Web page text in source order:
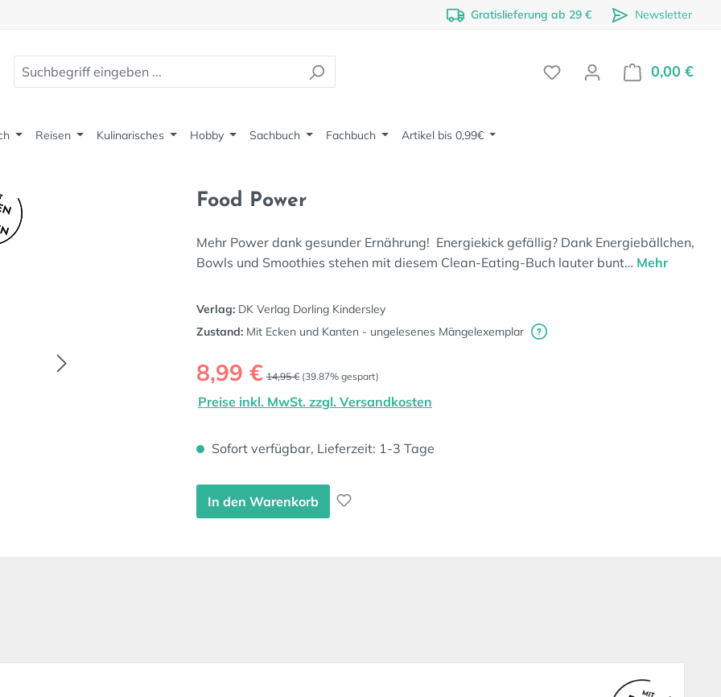
Gratislieferung ab 29 € Newsletter
0,00 €
Reisen Kulinarisches Hobby Sachbuch Fachbuch Artikel bis 0,99€
Food Power
Mehr Power dank gesunder Ernährung! Energiekick gefällig? Dank Energiebällchen,
Bowls und Smoothies stehen mit diesem Clean-Eating-Buch lauter bunt… Mehr
Verlag: DK Verlag Dorling Kindersley
Zustand: Mit Ecken und Kanten - ungelesenes Mängelexemplar
Verkaufspreis:
8,99 € Regulärer Preis:
14,95 € (39.87% gespart)
Preise inkl. MwSt. zzgl. Versandkosten
Sofort verfügbar, Lieferzeit: 1-3 Tage
In den Warenkorb